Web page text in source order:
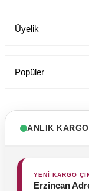
Üyelik
Popüler
ANLIK
YENİ KARGO
Erzincan